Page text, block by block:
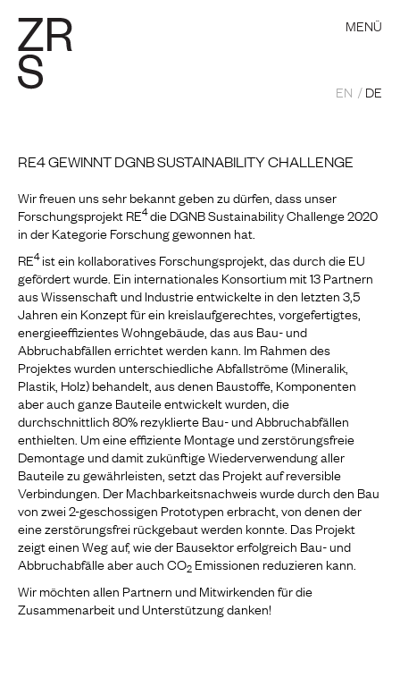
MENÜ
EN DE
RE4 GEWINNT DGNB SUSTAINABILITY CHALLENGE
Wir freuen uns sehr bekannt geben zu dürfen, dass unser
Forschungsprojekt RE4die DGNB Sustainability Challenge 2020
in der Kategorie Forschung gewonnen hat.
RE4ist ein kollaboratives Forschungsprojekt, das durch die EU
gefördert wurde. Ein internationales Konsortium mit 13 Partnern
aus Wissenschaft und Industrie entwickelte in den letzten 3,5
Jahren ein Konzept für ein kreislaufgerechtes, vorgefertigtes,
energieeffizientes Wohngebäude, das aus Bau- und
Abbruchabfällen errichtet werden kann. Im Rahmen des
Projektes wurden unterschiedliche Abfallströme (Mineralik,
Plastik, Holz) behandelt, aus denen Baustoffe, Komponenten
aber auch ganze Bauteile entwickelt wurden, die
durchschnittlich 80% rezyklierte Bau- und Abbruchabfällen
enthielten. Um eine effiziente Montage und zerstörungsfreie
Demontage und damit zukünftige Wiederverwendung aller
Bauteile zu gewährleisten, setzt das Projekt auf reversible
Verbindungen. Der Machbarkeitsnachweis wurde durch den Bau
von zwei 2-geschossigen Prototypen erbracht, von denen der
eine zerstörungsfrei rückgebaut werden konnte. Das Projekt
zeigt einen Weg auf, wie der Bausektor erfolgreich Bau- und
Abbruchabfälle aber auch CO2 Emissionen reduzieren kann.
Wir möchten allen Partnern und Mitwirkenden für die
Zusammenarbeit und Unterstützung danken!